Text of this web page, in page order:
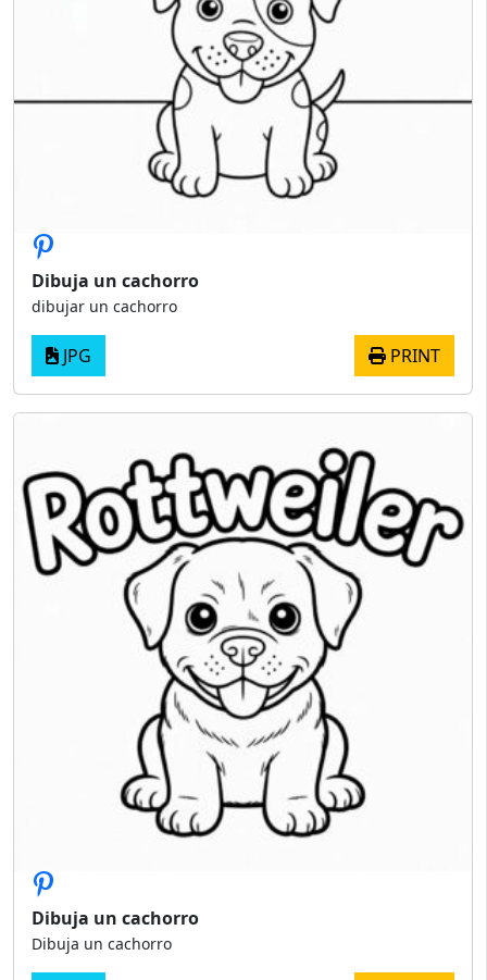
Dibuja un cachorro
dibujar un cachorro
JPG PRINT
Dibuja un cachorro
Dibuja un cachorro